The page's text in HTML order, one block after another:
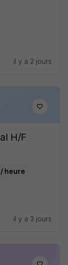
il y a 2 jours
H/F
heure
il y a 3 jours